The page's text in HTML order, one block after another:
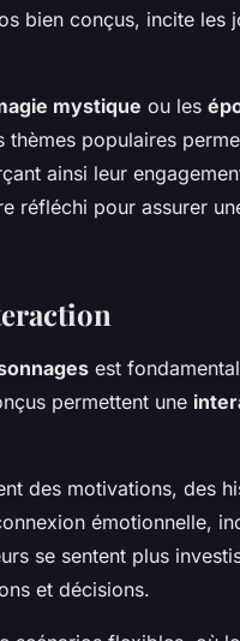
bien conçus, incite les
mystique ou les
thèmes populaires
ainsi leur
réfléchi pour assurer
est
permettent une
des motivations, des
émotionnelle,
se sentent plus
et décisions.